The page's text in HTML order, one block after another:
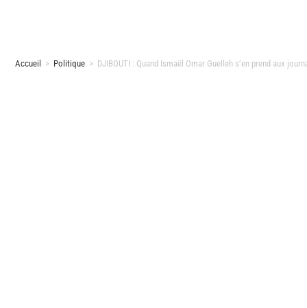
Accueil > Politique > DJIBOUTI : Quand Ismaël Omar Guelleh s’en prend aux